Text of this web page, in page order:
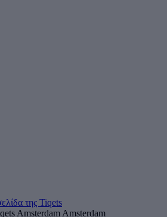
Amsterdam